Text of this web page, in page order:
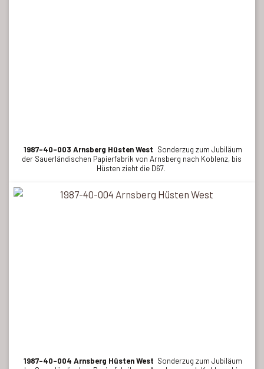
1987-40-003 Arnsberg Hüsten West Sonderzug zum Jubiläum
der Sauerländischen Papierfabrik von Arnsberg nach Koblenz, bis
Hüsten zieht die D67.
1987-40-004 Arnsberg Hüsten West Sonderzug zum Jubiläum